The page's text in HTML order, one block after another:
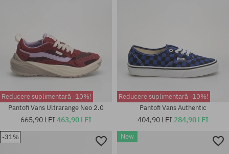
Mărimi existente:
Mărimi existente:
Reducere suplimentară -10%!
Pantofi Vans Ultrarange Neo 2.0
665,90 LEI463,90 LEI
Reducere suplimentară -10%!
Pantofi Vans Authentic
404,90 LEI 284,90 LEI
-31% New